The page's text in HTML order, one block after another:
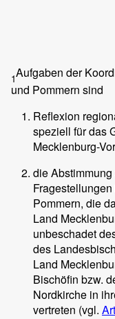
1Aufgaben der
und Pommern sind
Reflexion
speziell für das
Mecklenburg-
die
Pommern, die
Land
unbeschadet
des
Land
Bischöfin bzw.
Nordkirche in
vertreten (vgl.